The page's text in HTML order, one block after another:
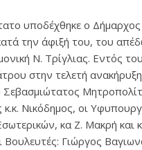
υποδέχθηκε ο
την άφιξή του, του
Ν. Τρίγλιας. Εντός του
στην τελετή
Νικόδημος, οι
κα Ζ. Μακρή και
Βουλευτές: Γιώργος